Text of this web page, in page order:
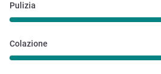
Pulizia
Colazione